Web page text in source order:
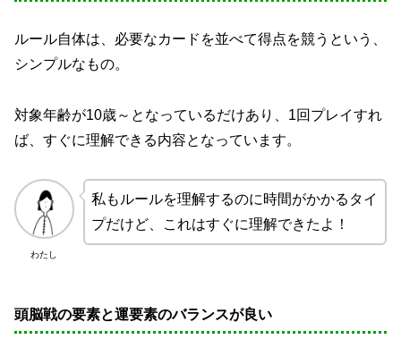
ルール自体は、必要なカードを並べて得点を競うという、
シンプルなもの。
対象年齢が10歳～となっているだけあり、1回プレイすれ
ば、すぐに理解できる内容となっています。
わたし
私もルールを理解するのに時間がかかるタイ
プだけど、これはすぐに理解できたよ！
頭脳戦の要素と運要素のバランスが良い